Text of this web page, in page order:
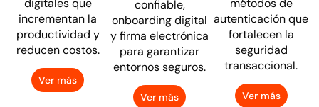
incrementan la
productividad y
reducen costos.
Ver más
confiable,
onboarding digital
y firma electrónica
para garantizar
entornos seguros.
Ver más
autenticación que
fortalecen la
seguridad
transaccional.
Ver más